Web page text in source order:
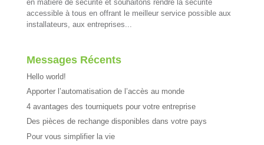
en matière de sécurité et souhaitons rendre la sécurité
accessible à tous en offrant le meilleur service possible aux
installateurs, aux entreprises...
Messages Récents
Hello world!
Apporter l’automatisation de l’accès au monde
4 avantages des tourniquets pour votre entreprise
Des pièces de rechange disponibles dans votre pays
Pour vous simplifier la vie